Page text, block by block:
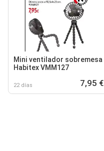
Mini ventilador sobremesa
Habitex VMM127
22 días 7,95 €